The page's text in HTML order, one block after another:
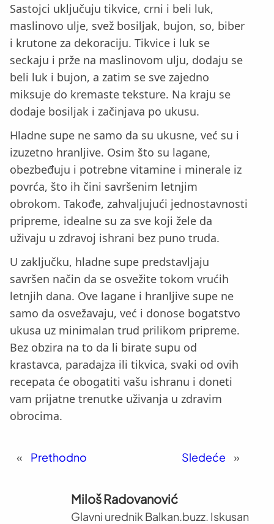
Sastojci uključuju tikvice, crni i beli luk,
maslinovo ulje, svež bosiljak, bujon, so, biber
i krutone za dekoraciju. Tikvice i luk se
seckaju i prže na maslinovom ulju, dodaju se
beli luk i bujon, a zatim se sve zajedno
miksuje do kremaste teksture. Na kraju se
dodaje bosiljak i začinjava po ukusu.
Hladne supe ne samo da su ukusne, već su i
izuzetno hranljive. Osim što su lagane,
obezbeđuju i potrebne vitamine i minerale iz
povrća, što ih čini savršenim letnjim
obrokom. Takođe, zahvaljujući jednostavnosti
pripreme, idealne su za sve koji žele da
uživaju u zdravoj ishrani bez puno truda.
U zaključku, hladne supe predstavljaju
savršen način da se osvežite tokom vrućih
letnjih dana. Ove lagane i hranljive supe ne
samo da osvežavaju, već i donose bogatstvo
ukusa uz minimalan trud prilikom pripreme.
Bez obzira na to da li birate supu od
krastavca, paradajza ili tikvica, svaki od ovih
recepata će obogatiti vašu ishranu i doneti
vam prijatne trenutke uživanja u zdravim
obrocima.
« Prethodno Sledeće »
Miloš Radovanović
Glavni urednik Balkan.buzz. Iskusan